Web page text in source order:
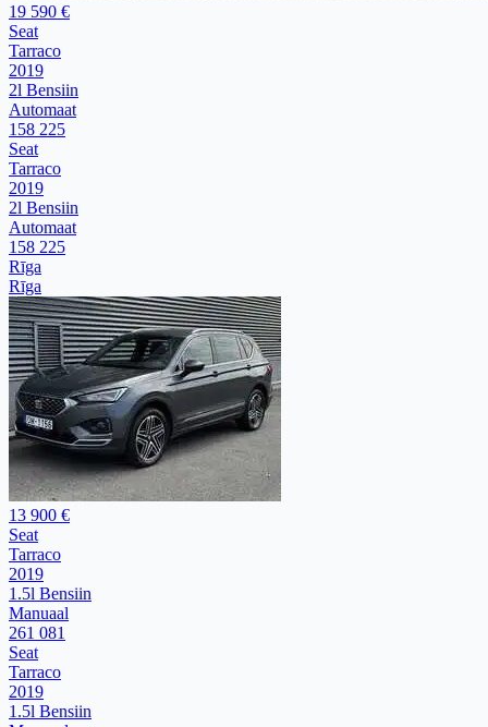
19 590 €
Seat
Tarraco
2019
2l Bensiin
Automaat
158 225
Seat
Tarraco
2019
2l Bensiin
Automaat
158 225
Rīga
Rīga
13 900 €
Seat
Tarraco
2019
1.5l Bensiin
Manuaal
261 081
Seat
Tarraco
2019
1.5l Bensiin